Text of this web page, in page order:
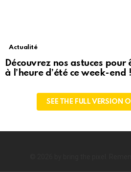
Actualité
Découvrez nos astuces
à l’heure d’été ce week-end !
SEE THE FULL VERSION